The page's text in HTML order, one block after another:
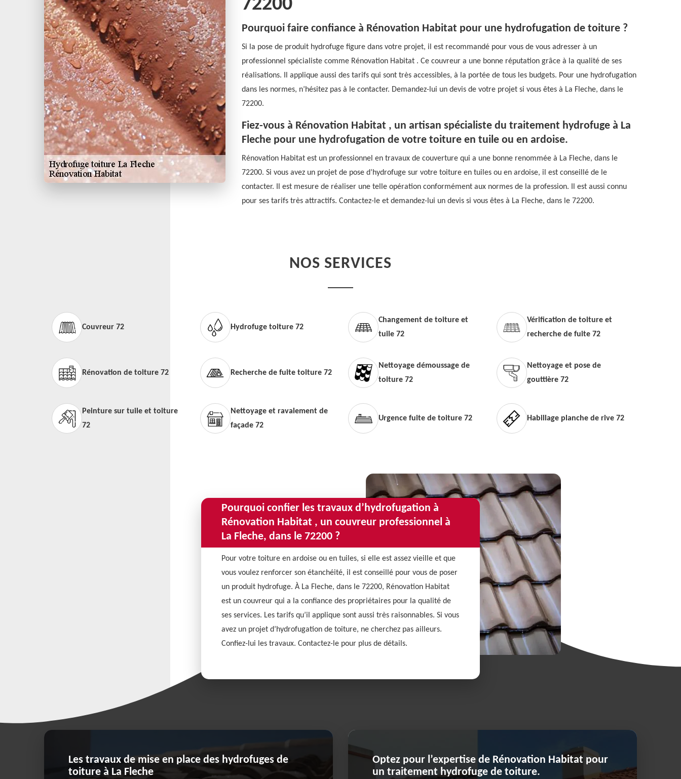
72200
Pourquoi faire confiance à Rénovation Habitat pour une hydrofugation de toiture ?
Si la pose de produit hydrofuge figure dans votre projet, il est recommandé pour vous de vous adresser à un
professionnel spécialiste comme Rénovation Habitat . Ce couvreur a une bonne réputation grâce à la qualité de ses
réalisations. Il applique aussi des tarifs qui sont très accessibles, à la portée de tous les budgets. Pour une hydrofugation
dans les normes, n’hésitez pas à le contacter. Demandez-lui un devis de votre projet si vous êtes à La Fleche, dans le
72200.
Fiez-vous à Rénovation Habitat , un artisan spécialiste du traitement hydrofuge à La
Fleche pour une hydrofugation de votre toiture en tuile ou en ardoise.
Rénovation Habitat est un professionnel en travaux de couverture qui a une bonne renommée à La Fleche, dans le
72200. Si vous avez un projet de pose d’hydrofuge sur votre toiture en tuiles ou en ardoise, il est conseillé de le
contacter. Il est mesure de réaliser une telle opération conformément aux normes de la profession. Il est aussi connu
pour ses tarifs très attractifs. Contactez-le et demandez-lui un devis si vous êtes à La Fleche, dans le 72200.
NOS SERVICES
Couvreur 72 Hydrofuge toiture 72
Changement de toiture et
tuile 72
Vérification de toiture et
recherche de fuite 72
Rénovation de toiture 72 Recherche de fuite toiture 72
Nettoyage démoussage de
toiture 72
Nettoyage et pose de
gouttière 72
Peinture sur tuile et toiture
72
Nettoyage et ravalement de
façade 72
Urgence fuite de toiture 72 Habillage planche de rive 72
Pourquoi confier les travaux d’hydrofugation à
Rénovation Habitat , un couvreur professionnel à
La Fleche, dans le 72200 ?
Pour votre toiture en ardoise ou en tuiles, si elle est assez vieille et que
vous voulez renforcer son étanchéité, il est conseillé pour vous de poser
un produit hydrofuge. À La Fleche, dans le 72200, Rénovation Habitat
est un couvreur qui a la confiance des propriétaires pour la qualité de
ses services. Les tarifs qu’il applique sont aussi très raisonnables. Si vous
avez un projet d’hydrofugation de toiture, ne cherchez pas ailleurs.
Confiez-lui les travaux. Contactez-le pour plus de détails.
Les travaux de mise en place des hydrofuges de
toiture à La Fleche
Optez pour l’expertise de Rénovation Habitat pour
un traitement hydrofuge de toiture.